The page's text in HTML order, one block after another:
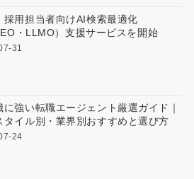
採用担当者向けAI検索最適化
・LLMO）支援サービスを開始
31
に強い転職エージェント厳選ガイド｜
タイル別・業界別おすすめと選び方
24